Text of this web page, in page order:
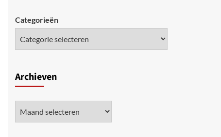
Categorieën
Archieven